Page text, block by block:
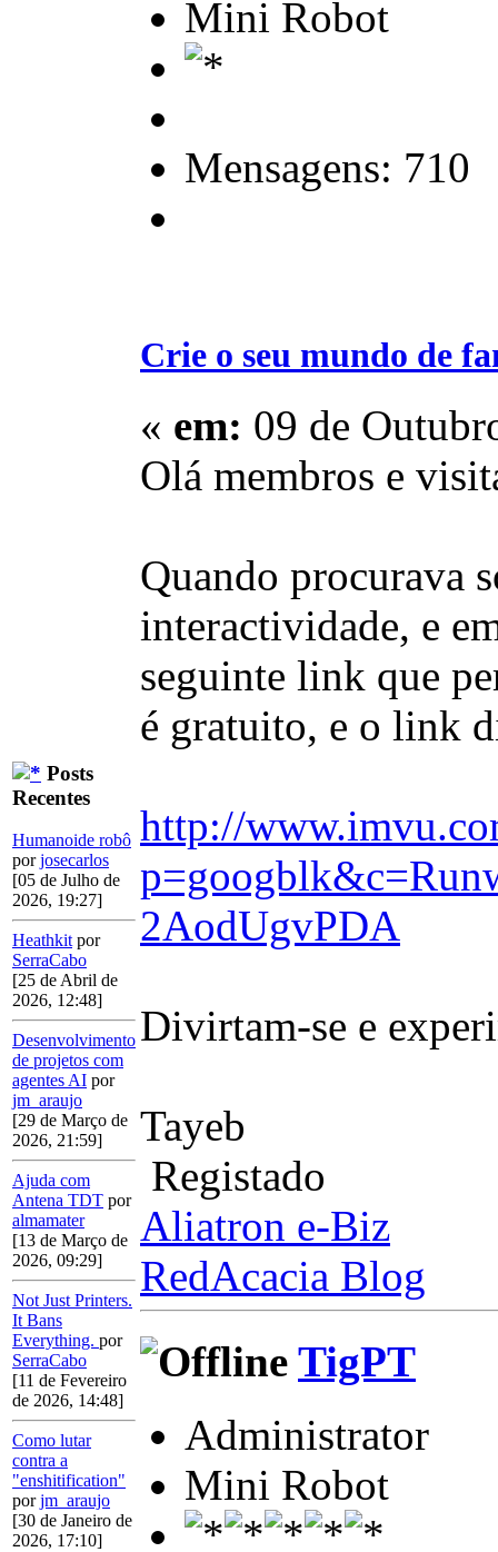
Posts
Recentes
Humanoide robô
porjosecarlos
[05 de Julho de
2026, 19:27]
Heathkit por
SerraCabo
[25 de Abril de
2026, 12:48]
Desenvolvimento
de projetos com
agentes AI por
jm_araujo
[29 de Março de
2026, 21:59]
Ajuda com
Antena TDT por
almamater
[13 de Março de
2026, 09:29]
Not Just Printers.
It Bans
Everything. por
SerraCabo
[11 de Fevereiro
de 2026, 14:48]
Como lutar
contra a
"enshitification"
porjm_araujo
[30 de Janeiro de
2026, 17:10]
Mini Robot
Mensagens: 710
Crie o seu mundo de
« em: 09 de
Olá membros e
Quando procurava
interactividade, e
seguinte link que
é gratuito, e o link
http://
2AodUgvPDA
Divirtam-se e
Tayeb
Registado
Aliatron e-Biz
RedAcacia Blog
TigPT
Administrator
Mini Robot